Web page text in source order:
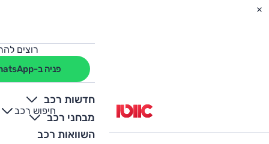
רוצים
פניה ב-WhatsApp
חדשות רכב
מבחני רכב
השוואות רכב
חיפוש רכב
+
-